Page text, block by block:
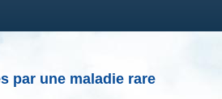
par une maladie rare